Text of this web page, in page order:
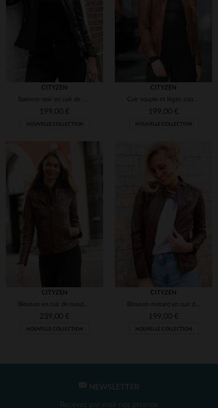
CITYZEN
Spencer noir en cuir de mouton, souple et léger, style intemporel.
199,00 €
NOUVELLE COLLECTION
CITYZEN
Cuir souple et léger, coupe slimfit, pour un look motard intemporel.
199,00 €
NOUVELLE COLLECTION
CITYZEN
Blouson en cuir de mouton cognac, slim fit, avec capuche amovible.
239,00 €
NOUVELLE COLLECTION
CITYZEN
Blouson motard en cuir de mouton marron, coupe ajustée et élégant.
199,00 €
NOUVELLE COLLECTION
NEWSLETTER
Recevez par mail nos promos